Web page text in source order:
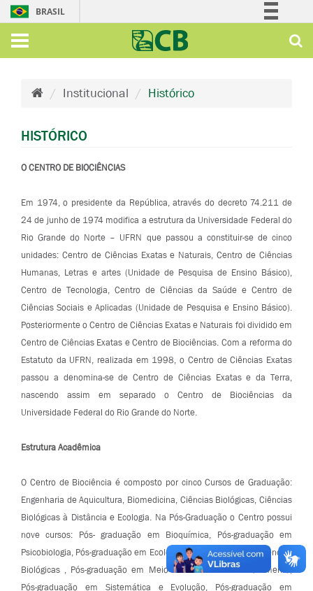
BRASIL
Acesso à informação
Institucional Histórico
HISTÓRICO
O CENTRO DE BIOCIÊNCIAS
Em 1974, o presidente da República, através do decreto 74.211 de
24 de junho de 1974 modifica a estrutura da Universidade Federal do
Rio Grande do Norte – UFRN que passou a constituir-se de cinco
unidades: Centro de Ciências Exatas e Naturais, Centro de Ciências
Humanas, Letras e artes (Unidade de Pesquisa de Ensino Básico),
Centro de Tecnologia, Centro de Ciências da Saúde e Centro de
Ciências Sociais e Aplicadas (Unidade de Pesquisa e Ensino Básico).
Posteriormente o Centro de Ciências Exatas e Naturais foi dividido em
Centro de Ciências Exatas e Centro de Biociências. Com a reforma do
Estatuto da UFRN, realizada em 1998, o Centro de Ciências Exatas
passou a denomina-se de Centro de Ciências Exatas e da Terra,
nascendo assim em separado o Centro de Biociências da
Universidade Federal do Rio Grande do Norte.
Estrutura Acadêmica
O Centro de Biociência é composto por cinco Cursos de Graduação:
Engenharia de Aquicultura, Biomedicina, Ciências Biológicas, Ciências
Biológicas à Distância e Ecologia. Na Pós-Graduação o Centro possui
nove cursos: Pós- graduação em Bioquímica, Pós-graduação em
Psicobiologia, Pós-graduação em Ecologia, Pós-graduação em Ciências
Biológicas , Pós-graduação em Meio Ambiente e Desenvolvimento,
Pós-graduação em Sistemática e Evolução, Pós-graduação em